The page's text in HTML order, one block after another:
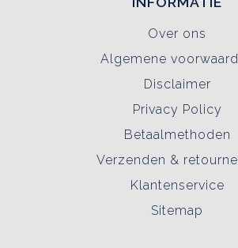
Over ons
Algemene
Disclaimer
Privacy Policy
Betaalmethoden
Verzenden &
Klantenservice
Sitemap